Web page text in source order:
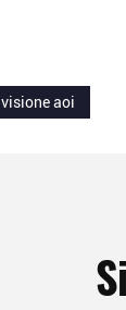
aoi